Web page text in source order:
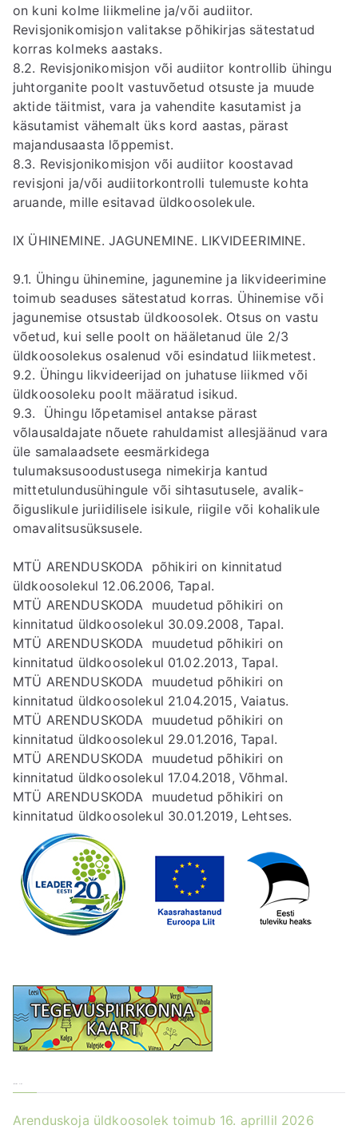
on kuni kolme liikmeline ja/või audiitor.
Revisjonikomisjon valitakse põhikirjas sätestatud
korras kolmeks aastaks.
8.2. Revisjonikomisjon või audiitor kontrollib ühingu
juhtorganite poolt vastuvõetud otsuste ja muude
aktide täitmist, vara ja vahendite kasutamist ja
käsutamist vähemalt üks kord aastas, pärast
majandusaasta lõppemist.
8.3. Revisjonikomisjon või audiitor koostavad
revisjoni ja/või audiitorkontrolli tulemuste kohta
aruande, mille esitavad üldkoosolekule.
IX ÜHINEMINE. JAGUNEMINE. LIKVIDEERIMINE.
9.1. Ühingu ühinemine, jagunemine ja likvideerimine
toimub seaduses sätestatud korras. Ühinemise või
jagunemise otsustab üldkoosolek. Otsus on vastu
võetud, kui selle poolt on hääletanud üle 2/3
üldkoosolekus osalenud või esindatud liikmetest.
9.2. Ühingu likvideerijad on juhatuse liikmed või
üldkoosoleku poolt määratud isikud.
9.3. Ühingu lõpetamisel antakse pärast
võlausaldajate nõuete rahuldamist allesjäänud vara
üle samalaadsete eesmärkidega
tulumaksusoodustusega nimekirja kantud
mittetulundusühingule või sihtasutusele, avalik-
õiguslikule juriidilisele isikule, riigile või kohalikule
omavalitsusüksusele.
MTÜ ARENDUSKODA põhikiri on kinnitatud
üldkoosolekul 12.06.2006, Tapal.
MTÜ ARENDUSKODA muudetud põhikiri on
kinnitatud üldkoosolekul 30.09.2008, Tapal.
MTÜ ARENDUSKODA muudetud põhikiri on
kinnitatud üldkoosolekul 01.02.2013, Tapal.
MTÜ ARENDUSKODA muudetud põhikiri on
kinnitatud üldkoosolekul 21.04.2015, Vaiatus.
MTÜ ARENDUSKODA muudetud põhikiri on
kinnitatud üldkoosolekul 29.01.2016, Tapal.
MTÜ ARENDUSKODA muudetud põhikiri on
kinnitatud üldkoosolekul 17.04.2018, Võhmal.
MTÜ ARENDUSKODA muudetud põhikiri on
kinnitatud üldkoosolekul 30.01.2019, Lehtses.
Arenduskoja üldkoosolek toimub 16. aprillil 2026